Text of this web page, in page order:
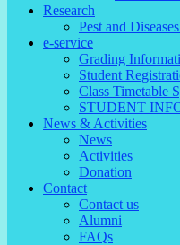
Research
Pest and
e-service
Grading
Student
Class Timetable
STUDENT
News & Activities
News
Activities
Donation
Contact
Contact us
Alumni
FAQs